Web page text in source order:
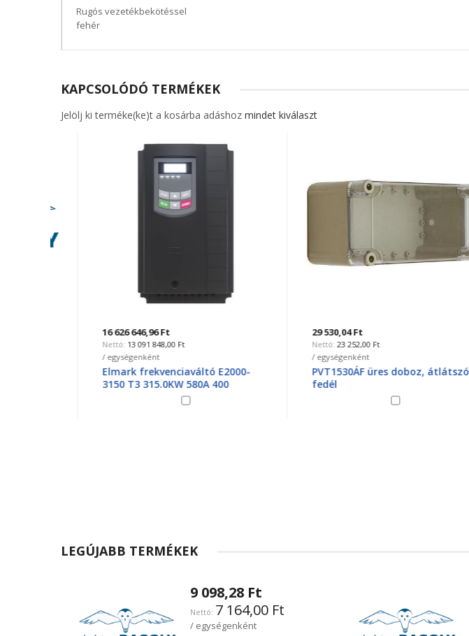
Rugós vezetékbekötéssel
fehér
KAPCSOLÓDÓ TERMÉKEK
Jelölj ki terméke(ke)t a kosárba adáshoz mindet kiválaszt
16 626 646,96 Ft
13 091 848,00 Ft
/ egységenként
Elmark frekvenciaváltó E2000-
3150 T3 315.0KW 580A 400
29 530,04 Ft
23 252,00 Ft
/ egységenként
PVT1530ÁF üres doboz, átlátszó
LEGÚJABB TERMÉKEK
9 098,28 Ft
7 164,00 Ft
/ egységenként